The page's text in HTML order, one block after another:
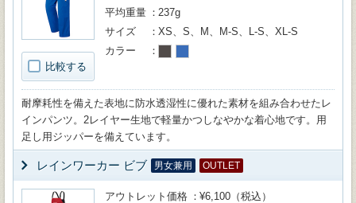
比較する
平均重量
237g
サイズ
XS、S、M、M-S、L-S、XL-S
カラー
耐摩耗性を備えた表地に防水透湿性に優れた素材を組み合わせたレ
インパンツ。2レイヤー生地で軽量かつしなやかな着心地です。用
足し用ジッパーを備えています。
レインワーカー ビブ 男女兼用 OUTLET
アウトレット価格
¥6,100（税込）